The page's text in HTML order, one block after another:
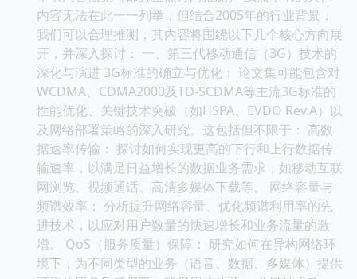
内容无法在此一一列举，但结合2005年的行业背景，
我们可以合理推测，其内容将围绕以下几个核心方向展
开，并深入探讨： 一、第三代移动通信（3G）技术的
深化与演进 3G标准的确立与优化： 论文集可能包含对
WCDMA、CDMA2000及TD-SCDMA等主流3G标准的
性能优化、关键技术突破（如HSPA、EVDO Rev.A）以
及网络部署策略的深入研究。这包括但不限于： 高数
据速率传输： 探讨如何实现更高的下行和上行数据传
输速率，以满足日益增长的数据业务需求，如移动互联
网浏览、视频通话、高清多媒体下载等。 网络容量与
频谱效率： 分析提升网络容量、优化频谱利用率的先
进技术，以应对用户数量的快速增长和业务流量的激
增。 QoS（服务质量）保障： 研究如何在异构网络环
境下，为不同类型的业务（语音、数据、多媒体）提供